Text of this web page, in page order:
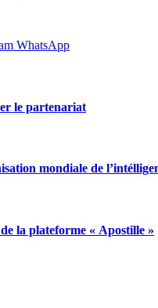
WhatsApp
le partenariat
mondiale de
la plateforme « Apostille »